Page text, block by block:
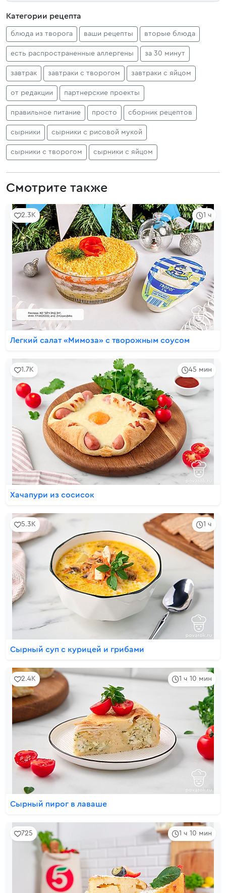
Категории рецепта
блюда из творога ваши рецепты вторые блюда
есть распространенные аллергены за 30 минут
завтрак завтраки с творогом завтраки с яйцом
от редакции партнерские проекты
правильное питание просто сборник рецептов
сырники сырники с рисовой мукой
сырники с творогом сырники с яйцом
Смотрите также
1 ч
2.3K
Легкий салат «Мимоза» с творожным соусом
45 мин
1.7K
Хачапури из сосисок
1 ч
5.3K
Сырный суп с курицей и грибами
1 ч 10 мин
2.4K
Сырный пирог в лаваше
1 ч 10 мин
725